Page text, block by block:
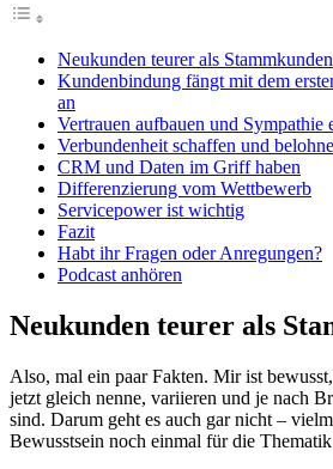
Neukunden teurer als Stammkunden
Kundenbindung fängt mit dem
an
Vertrauen aufbauen und Sympathie
Verbundenheit schaffen und
CRM und Daten im Griff haben
Differenzierung vom Wettbewerb
Servicepower ist wichtig
Fazit
Habt ihr Fragen oder Anregungen?
Podcast anhören
Neukunden teurer als
Also, mal ein paar Fakten. Mir ist
jetzt gleich nenne, variieren und je nach
sind. Darum geht es auch gar nicht –
Bewusstsein noch einmal für die